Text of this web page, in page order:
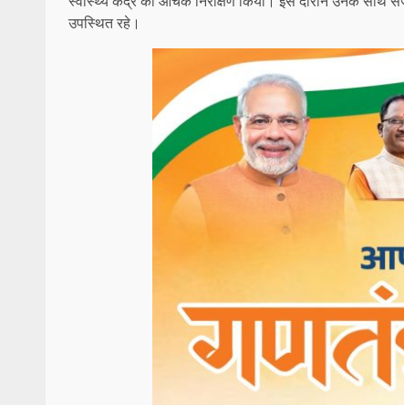
उपस्थित रहे।